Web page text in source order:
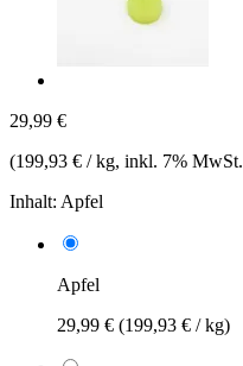
29,99 €
(199,93 € / kg, inkl. 7% MwSt.
Inhalt: Apfel
Apfel
29,99 € (199,93 € / kg)